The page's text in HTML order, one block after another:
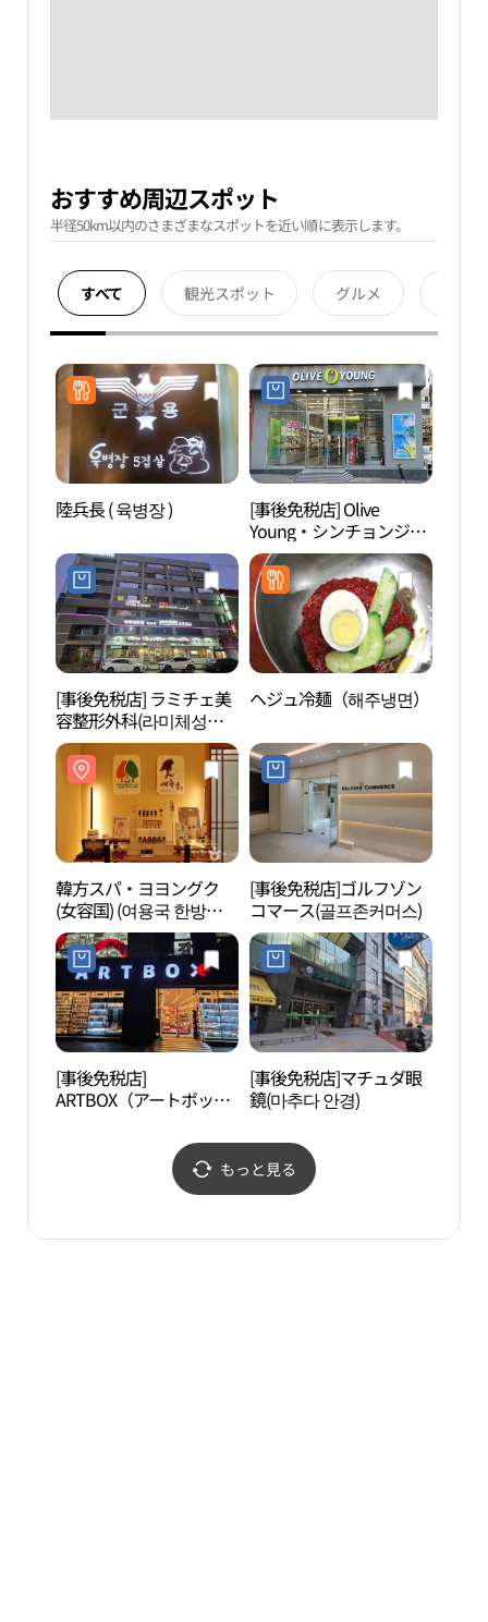
おすすめ周辺スポット
半径50km以内のさまざまなスポットを近い順に表示します。
すべて 観光スポット グルメ
陸兵長 ( 육병장 )
[事後免税店] Olive
Young・シンチョンジュ
ンアン（新川中央）店
(올리브영 신천중앙점)
[事後免税店] ラミチェ美
容整形外科(라미체성형
외과의원)
ヘジュ冷麺（해주냉면）
韓方スパ・ヨヨングク
(女容国) (여용국 한방스
파)
[事後免税店]ゴルフゾン
コマース(골프존커머스)
[事後免税店]
ARTBOX（アートボック
(아트박스 잠실새내점)
[事後免税店]マチュダ眼
鏡(마추다 안경)
もっと見る